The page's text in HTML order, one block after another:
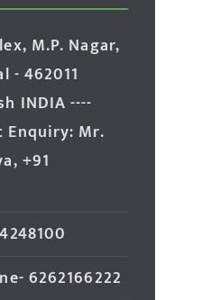
M.P. Nagar,
- 462011
INDIA ----
Mr.
+91
6262166222